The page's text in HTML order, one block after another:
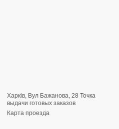
Харків, Вул Бажанова, 28 Точка
выдачи готовых заказов
Карта проезда